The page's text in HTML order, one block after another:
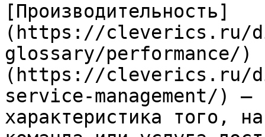
[Производительность]
(https://cleverics.ru/
glossary/performance/)
(https://cleverics.ru/
service-management/) —
характеристика того,